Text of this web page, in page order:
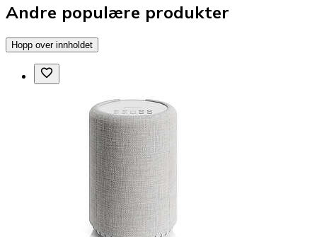
Andre populære produkter
Hopp over innholdet